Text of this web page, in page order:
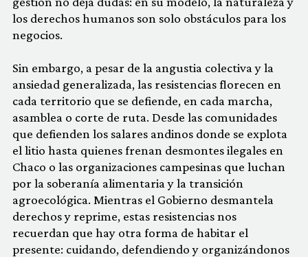
los derechos humanos son solo obstáculos para los
negocios.
Sin embargo, a pesar de la angustia colectiva y la
ansiedad generalizada, las resistencias florecen en
cada territorio que se defiende, en cada marcha,
asamblea o corte de ruta. Desde las comunidades
que defienden los salares andinos donde se explota
el litio hasta quienes frenan desmontes ilegales en
Chaco o las organizaciones campesinas que luchan
por la soberanía alimentaria y la transición
agroecológica. Mientras el Gobierno desmantela
derechos y reprime, estas resistencias nos
recuerdan que hay otra forma de habitar el
presente: cuidando, defendiendo y organizándonos